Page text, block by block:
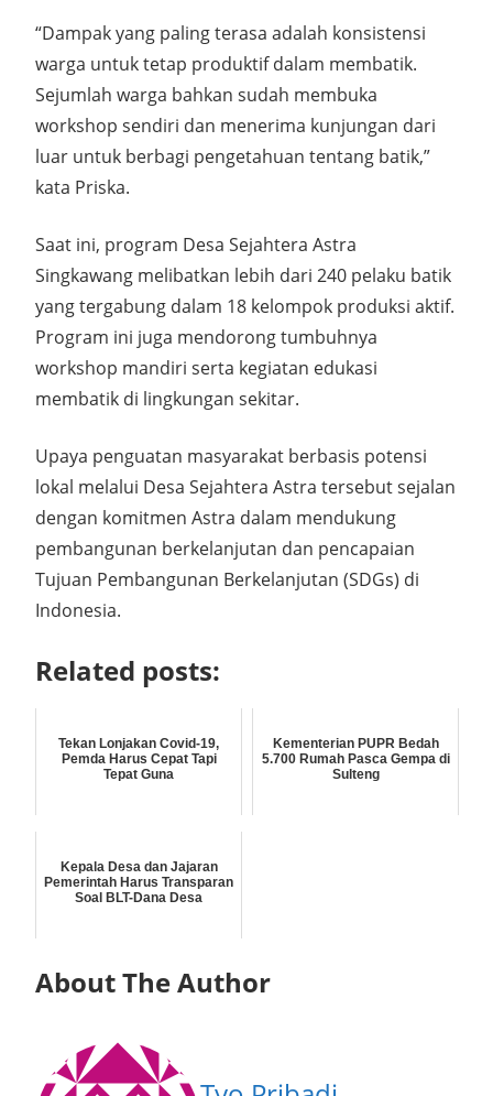
“Dampak yang paling terasa adalah konsistensi
warga untuk tetap produktif dalam membatik.
Sejumlah warga bahkan sudah membuka
workshop sendiri dan menerima kunjungan dari
luar untuk berbagi pengetahuan tentang batik,”
kata Priska.
Saat ini, program Desa Sejahtera Astra
Singkawang melibatkan lebih dari 240 pelaku batik
yang tergabung dalam 18 kelompok produksi aktif.
Program ini juga mendorong tumbuhnya
workshop mandiri serta kegiatan edukasi
membatik di lingkungan sekitar.
Upaya penguatan masyarakat berbasis potensi
lokal melalui Desa Sejahtera Astra tersebut sejalan
dengan komitmen Astra dalam mendukung
pembangunan berkelanjutan dan pencapaian
Tujuan Pembangunan Berkelanjutan (SDGs) di
Indonesia.
Related posts:
Tekan Lonjakan Covid-19,
Pemda Harus Cepat Tapi
Tepat Guna
Kementerian PUPR Bedah
5.700 Rumah Pasca Gempa di
Sulteng
Kepala Desa dan Jajaran
Pemerintah Harus Transparan
Soal BLT-Dana Desa
About The Author